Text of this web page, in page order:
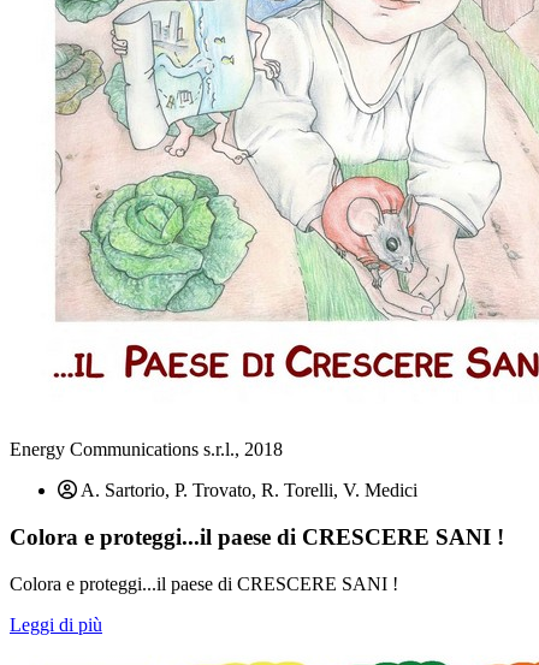
Energy Communications s.r.l., 2018
A. Sartorio, P. Trovato, R. Torelli, V. Medici
Colora e proteggi...il paese di CRESCERE SANI !
Colora e proteggi...il paese di CRESCERE SANI !
Leggi di più